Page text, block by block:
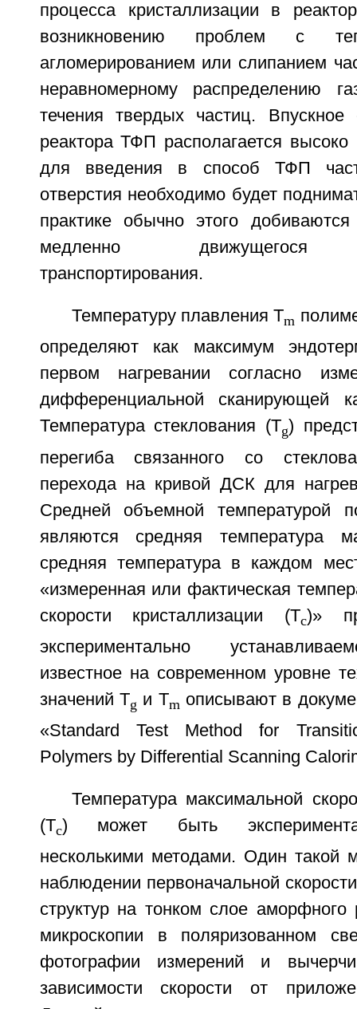
процесса кристаллизации в
возникновению проблем с
агломерированием или слипанием
неравномерному распределению
течения твердых частиц. Впускное
реактора ТФП располагается
для введения в способ ТФП
отверстия необходимо будет
практике обычно этого
медленно движущегося
транспортирования.
Температуру плавления Tm
определяют как максимум
первом нагревании согласно
дифференциальной сканирующей
Температура стеклования (Tg)
перегиба связанного со
перехода на кривой ДСК для
Средней объемной температурой
являются средняя температура
средняя температура в каждом
«измеренная или фактическая
скорости кристаллизации (Tc)»
экспериментально
известное на современном уровне
значений Tg и Tm описывают в
«Standard Test Method for
Polymers by Differential Scanning
Температура максимальной
(Tc) может быть
несколькими методами. Один такой
наблюдении первоначальной
структур на тонком слое
микроскопии в поляризованном
фотографии измерений и
зависимости скорости от